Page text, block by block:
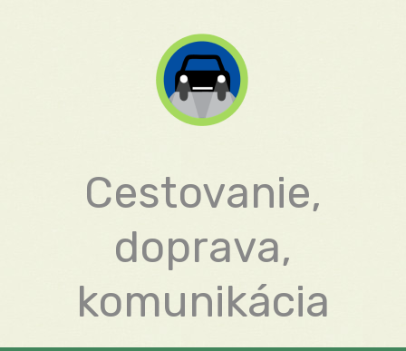
Cestovanie,
doprava,
komunikácia